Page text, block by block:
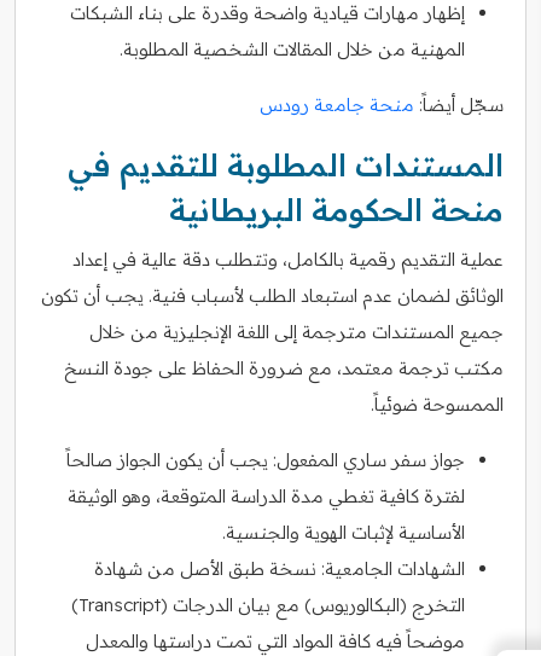
إظهار مهارات قيادية واضحة وقدرة على بناء الشبكات
المهنية من خلال المقالات الشخصية المطلوبة.
سجّل أيضاً: منحة جامعة رودس
المستندات المطلوبة للتقديم في
منحة الحكومة البريطانية
عملية التقديم رقمية بالكامل، وتتطلب دقة عالية في إعداد
الوثائق لضمان عدم استبعاد الطلب لأسباب فنية. يجب أن تكون
جميع المستندات مترجمة إلى اللغة الإنجليزية من خلال
مكتب ترجمة معتمد، مع ضرورة الحفاظ على جودة النسخ
الممسوحة ضوئياً.
جواز سفر ساري المفعول: يجب أن يكون الجواز صالحاً
لفترة كافية تغطي مدة الدراسة المتوقعة، وهو الوثيقة
الأساسية لإثبات الهوية والجنسية.
الشهادات الجامعية: نسخة طبق الأصل من شهادة
التخرج (البكالوريوس) مع بيان الدرجات (Transcript)
موضحاً فيه كافة المواد التي تمت دراستها والمعدل